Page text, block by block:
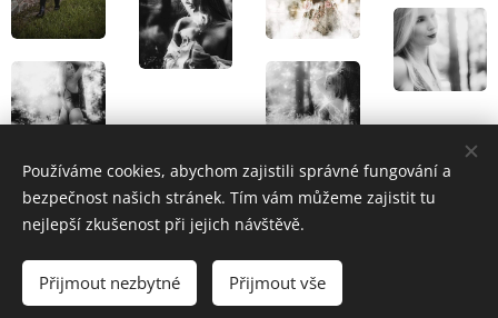
Používáme cookies, abychom zajistili správné fungování a
bezpečnost našich stránek. Tím vám můžeme zajistit tu
nejlepší zkušenost při jejich návštěvě.
Přijmout nezbytné Přijmout vše